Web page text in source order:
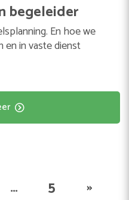
begeleider
En hoe we
en in vaste dienst
… 5 »